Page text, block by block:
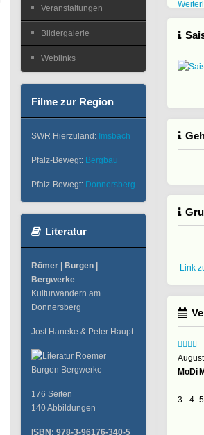
Veranstaltungen
Bildergalerie
Weblinks
Filme zur Region
SWR Hierzuland: Imsbach
Pfalz-Bewegt: Bergbau
Pfalz-Bewegt: Donnersberg
Literatur
Römer | Burgen |
Bergwerke
Kulturwandern am
Donnersberg
Jost Haneke & Peter Haupt
176 Seiten
140 Abbildungen
ISBN: 978-3-96176-340-5
Link
MoDi
3 4 5